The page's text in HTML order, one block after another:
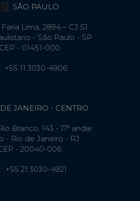
SÃO PAULO
Lima, 2894 – CJ 51
- São Paulo - SP
CEP - 01451-000
+55 11 3030-4906
JANEIRO - CENTRO
Branco, 143 - 17º andar
- Rio de Janeiro - RJ
- 20040-006
+55 21 3030-4921